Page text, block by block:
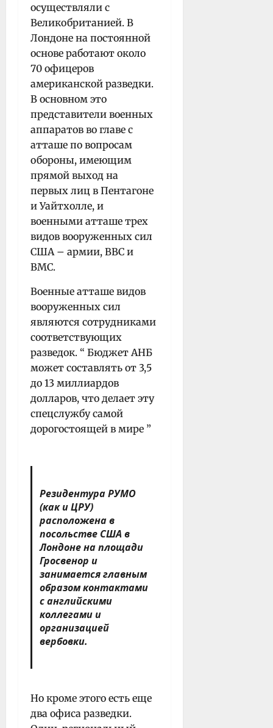
осуществляли с
Великобританией. В
Лондоне на постоянной
основе работают около
70 офицеров
американской разведки.
В основном это
представители военных
аппаратов во главе с
атташе по вопросам
обороны, имеющим
прямой выход на
первых лиц в Пентагоне
и Уайтхолле, и
военными атташе трех
видов вооруженных сил
США – армии, ВВС и
ВМС.
Военные атташе видов
вооруженных сил
являются сотрудниками
соответствующих
разведок. “ Бюджет АНБ
может составлять от 3,5
до 13 миллиардов
долларов, что делает эту
спецслужбу самой
дорогостоящей в мире ”
Резидентура РУМО
(как и ЦРУ)
расположена в
посольстве США в
Лондоне на площади
Гросвенор и
занимается главным
образом контактами
с английскими
коллегами и
организацией
вербовки.
Но кроме этого есть еще
два офиса разведки.